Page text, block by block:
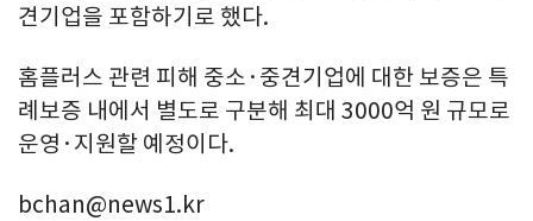
견기업을 포함하기로 했다.
홈플러스 관련 피해 중소·중견기업에 대한 보증은 특
례보증 내에서 별도로 구분해 최대 3000억 원 규모로
운영·지원할 예정이다.
bchan@news1.kr